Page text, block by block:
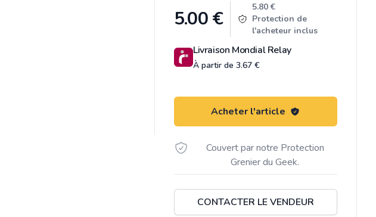
Product information
5.00€
5.80 €
Protection de
l'acheteur inclus
Livraison Mondial Relay
À partir de 3.67 €
Acheter l'article
Couvert par notre Protection
Grenier du Geek.
CONTACTER LE VENDEUR